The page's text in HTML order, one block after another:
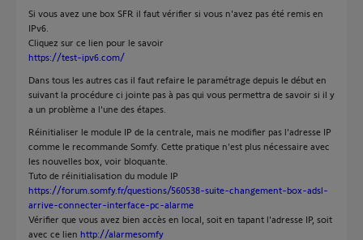
Si vous avez une box SFR il faut vérifier si vous n'avez pas été remis en
IPv6.
Cliquez sur ce lien pour le savoir
https://test-ipv6.com/
Dans tous les autres cas il faut refaire le paramétrage depuis le début en
suivant la procédure ci jointe pas à pas qui vous permettra de savoir si il y
a un problème a l'une des étapes.
Réinitialiser le module IP de la centrale, mais ne modifier pas l'adresse IP
comme le recommande Somfy. Cette pratique n'est plus nécessaire avec
les nouvelles box, voir bloquante.
Tuto de réinitialisation du module IP
https://forum.somfy.fr/questions/560538-suite-changement-box-adsl-
arrive-connecter-interface-pc-alarme
Vérifier que vous avez bien accès en local, soit en tapant l'adresse IP, soit
avec ce lien http://alarmesomfy